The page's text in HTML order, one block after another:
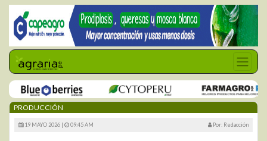
PRODUCCIÓN
19 MAYO 2026 | 09:45 AM Por: Redacción